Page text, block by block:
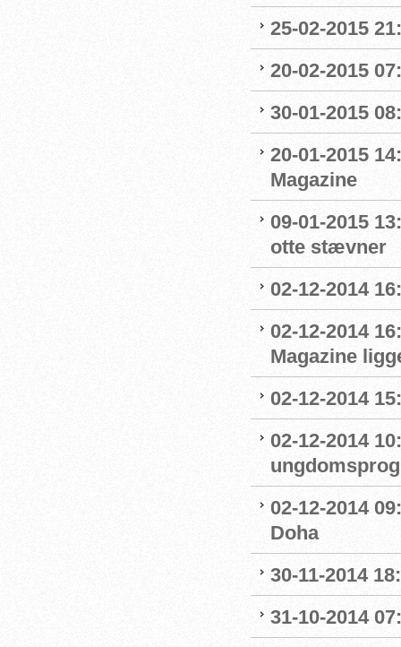
25-02-2015
20-02-2015
30-01-2015
20-01-2015
Magazine
09-01-2015
otte stævner
02-12-2014
02-12-2014
Magazine
02-12-2014
02-12-2014
02-12-2014
Doha
30-11-2014
31-10-2014